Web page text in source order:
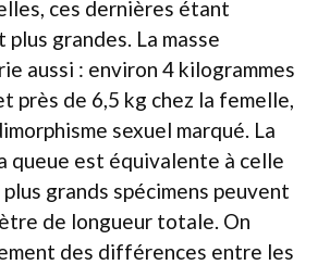
ces dernières étant
grandes. La masse
aussi : environ 4 kilogrammes
près de 6,5 kg chez la femelle,
sexuel marqué. La
queue est équivalente à celle
grands spécimens peuvent
de longueur totale. On
des différences entre les